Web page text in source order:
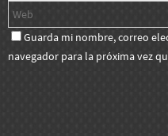
Guarda mi nombre, correo
navegador para la próxima vez